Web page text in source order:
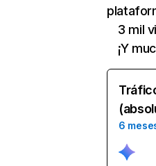
3 mil
¡Y
6